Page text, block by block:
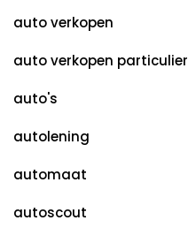
auto verkopen
auto verkopen particulier
auto's
autolening
automaat
autoscout